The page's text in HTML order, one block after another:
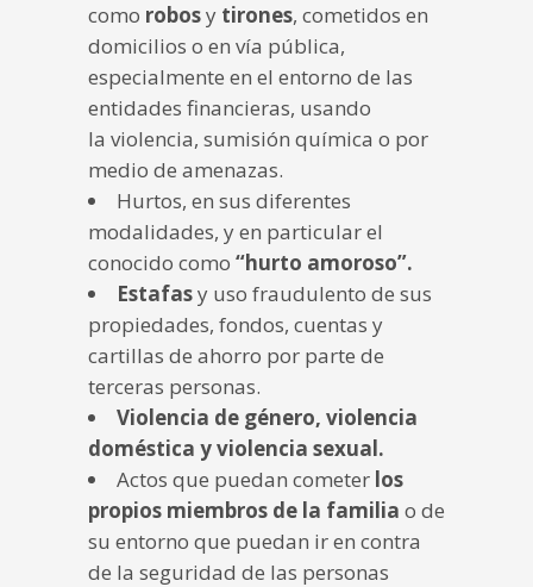
como robosy tirones, cometidos en
domicilios o en vía pública,
especialmente en el entorno de las
entidades financieras, usando
la violencia, sumisión química o por
medio de amenazas.
Hurtos, en sus diferentes
modalidades, y en particular el
conocido como “hurto amoroso”.
Estafasy uso fraudulento de sus
propiedades, fondos, cuentas y
cartillas de ahorro por parte de
terceras personas.
Violencia de género, violencia
doméstica y violencia sexual.
Actos que puedan cometer los
propios miembros de la familia o de
su entorno que puedan ir en contra
de la seguridad de las personas